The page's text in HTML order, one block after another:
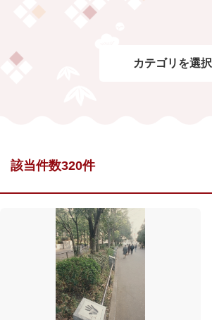
カテゴリを選択
該当件数320件